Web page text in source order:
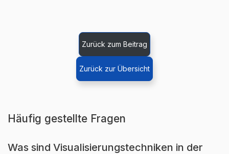
Zurück zum Beitrag
Zurück zur Übersicht
Häufig gestellte Fragen
Was sind Visualisierungstechniken in der